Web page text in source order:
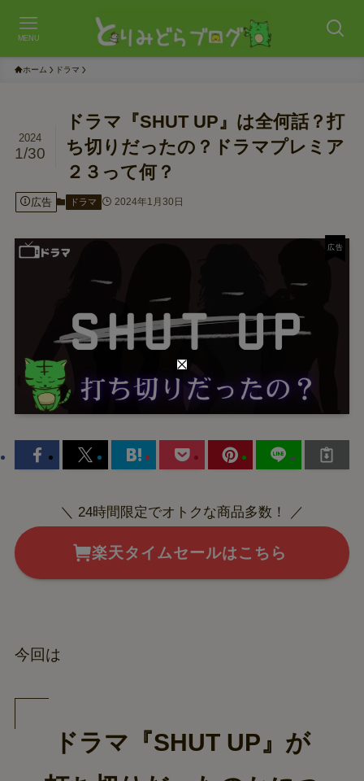
MENU
ホーム ドラマ
ドラマ『SHUT UP』は全何話？打
ち切りだったの？ドラマプレミア
２３って何？
2024
1/30
広告 ドラマ 2024年1月30日
＼ 24時間限定でオトクな商品多数！ ／
楽天タイムセールはこちら
今回は
ドラマ『SHUT UP』が